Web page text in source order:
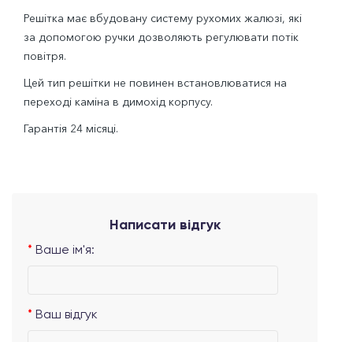
Решітка має вбудовану систему рухомих жалюзі, які
за допомогою ручки дозволяють регулювати потік
повітря.
Цей тип решітки не повинен встановлюватися на
переході каміна в димохід корпусу.
Гарантія 24 місяці.
Написати відгук
Ваше ім'я:
Ваш відгук